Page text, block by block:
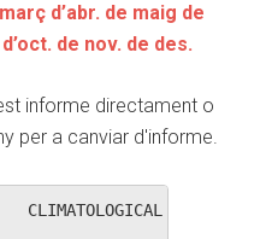
d’abr. de maig de
d’oct. de nov. de des.
informe directament o
per a canviar d'informe.
CLIMATOLOGICAL SUMMARY